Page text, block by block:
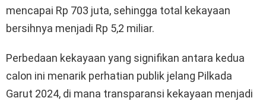
mencapai Rp 703 juta, sehingga total kekayaan
bersihnya menjadi Rp 5,2 miliar.
Perbedaan kekayaan yang signifikan antara kedua
calon ini menarik perhatian publik jelang Pilkada
Garut 2024, di mana transparansi kekayaan menjadi